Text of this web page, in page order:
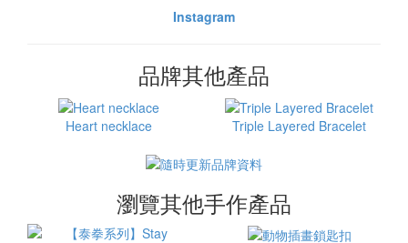
Instagram
品牌其他產品
Heart necklace Triple Layered Bracelet
瀏覽其他手作產品